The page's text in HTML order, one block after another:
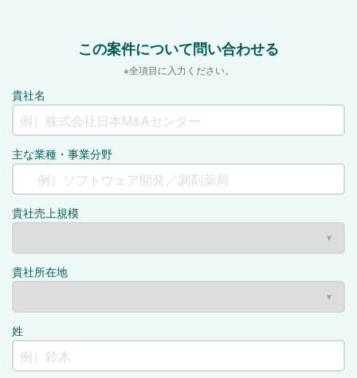
この案件について問い合わせる
※全項目に入力ください。
貴社名
主な業種・事業分野
貴社売上規模
貴社所在地
姓